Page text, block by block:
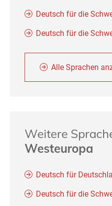
Deutsch für die
Deutsch für die
Alle Sprachen
Weitere
Westeuropa
Deutsch für
Deutsch für die